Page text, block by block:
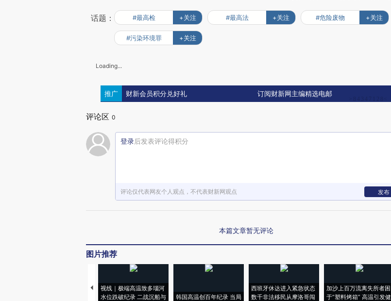
话题： #最高检 +关注 #最高法 +关注 #危险废物 +关注
#污染环境罪 +关注
Loading...
推广 财新会员积分兑好礼 订阅财新网主编精选电邮
评论区 0
登录后发表评论得积分
评论仅代表网友个人观点，不代表财新网观点 发布
本篇文章暂无评论
图片推荐
视线｜极端高温致多瑙河
水位跌破纪录 二战沉船与
韩国高温创百年纪录 当局
西班牙休达进入紧急状态
数千非法移民从摩洛哥闯
加沙上百万流离失所者困
于“塑料烤箱” 高温引发健